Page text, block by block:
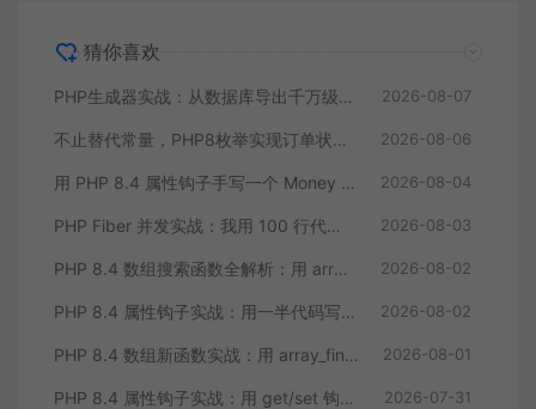
猜你喜欢
PHP生成器实战：从数据库导出千万级CSV内存零压力 2026-08-07
不止替代常量，PHP8枚举实现订单状态机，让代码自己说话 2026-08-06
用 PHP 8.4 属性钩子手写一个 Money 值对象：告别重复的 getter/setter 2026-08-04
PHP Fiber 并发实战：我用 100 行代码把多接口请求耗时缩到三分之一 2026-08-03
PHP 8.4 数组搜索函数全解析：用 array_find 终结你的十行 foreach 2026-08-02
PHP 8.4 属性钩子实战：用一半代码写出更健壮的模型类 2026-08-02
PHP 8.4 数组新函数实战：用 array_find 和 array_any 重构集合查询逻辑 2026-08-01
PHP 8.4 属性钩子实战：用 get/set 钩子告别无意义的样板代码 2026-07-31